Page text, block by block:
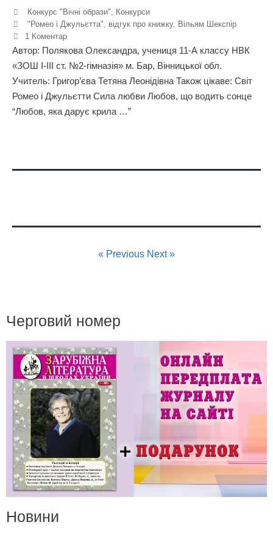
Конкурс "Вічні образи"
Конкурси
"Ромео і Джульєтта"
відгук про книжку, Вільям Шекспір
1 Коментар
Автор: Полякова Олександра, учениця 11-А классу НВК
«ЗОШ І-ІІІ ст. №2-гімназія» м. Бар, Вінницької обл.
Учитель: Григор’єва Тетяна Леонідівна Також цікаве: Світ
Ромео і Джульєтти Сила любви Любов, що водить сонце
“Любов, яка дарує крила …”
« Previous Next »
Черговий номер
Новини